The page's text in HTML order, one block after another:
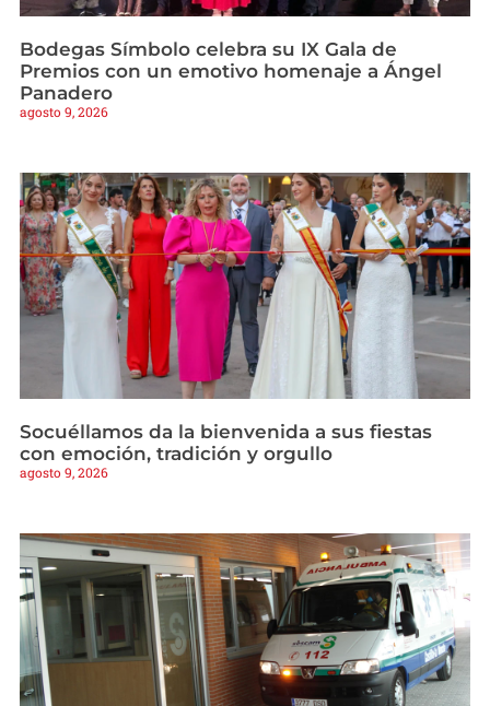
Bodegas Símbolo celebra su IX Gala de
Premios con un emotivo homenaje a Ángel
Panadero
agosto 9, 2026
Socuéllamos da la bienvenida a sus fiestas
con emoción, tradición y orgullo
agosto 9, 2026